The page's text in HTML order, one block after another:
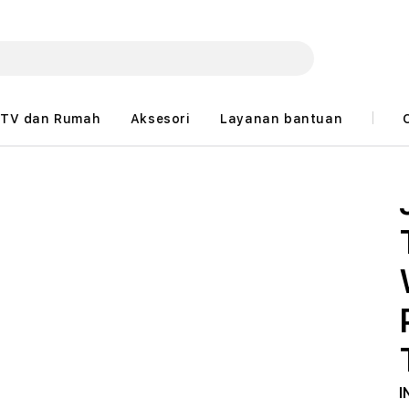
TV dan Rumah Aksesori Layanan bantuan